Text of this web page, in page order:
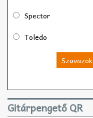
Spector
Toledo
Szavazok
Gitárpengető QR